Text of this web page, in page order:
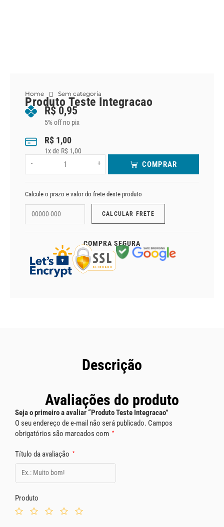
Home Sem categoria
Produto Teste Integracao
R$ 0,95
5% off no pix
R$ 1,00
1x de R$ 1,00
- + COMPRAR
Calcule o prazo e valor do frete deste produto
COMPRA SEGURA
Descrição
Avaliações do produto
Seja o primeiro a avaliar “Produto Teste Integracao”
O seu endereço de e-mail não será publicado. Campos
obrigatórios são marcados com *
Título da avaliação *
Produto